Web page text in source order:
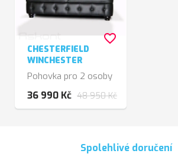
CHESTERFIELD
WINCHESTER
Pohovka pro 2 osoby
36 990 Kč 48 950 Kč
favorite_border
Spolehlivé doručení